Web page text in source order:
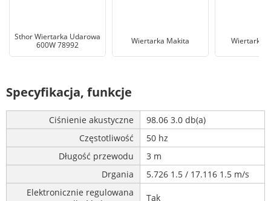
Sthor Wiertarka Udarowa
600W 78992
Wiertarka Makita Wiertarka
Specyfikacja, funkcje
Ciśnienie akustyczne
98.06 3.0 db(a)
Częstotliwość
50 hz
Długość przewodu
3 m
Drgania
5.726 1.5 / 17.116 1.5 m/s
Elektronicznie regulowana
Tak